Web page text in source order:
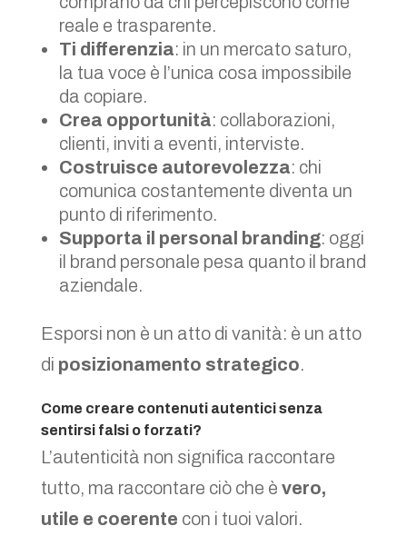
reale e trasparente.
Ti differenzia: in un mercato saturo,
la tua voce è l’unica cosa impossibile
da copiare.
Crea opportunità: collaborazioni,
clienti, inviti a eventi, interviste.
Costruisce autorevolezza: chi
comunica costantemente diventa un
punto di riferimento.
Supporta il personal branding: oggi
il brand personale pesa quanto il brand
aziendale.
Esporsi non è un atto di vanità: è un atto
di posizionamento strategico.
Come creare contenuti autentici senza
sentirsi falsi o forzati?
L’autenticità non significa raccontare
tutto, ma raccontare ciò che è vero,
utile e coerente con i tuoi valori.